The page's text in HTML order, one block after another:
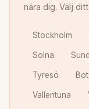
nära dig. Välj
Stockholm
Solna
Tyresö
Vallentuna